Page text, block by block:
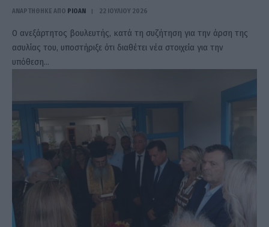
ΑΝΑΡΤΗΘΗΚΕ ΑΠΟ PIOAN 22 ΙΟΥΛΊΟΥ 2026
Ο ανεξάρτητος βουλευτής, κατά τη συζήτηση για την άρση της
ασυλίας του, υποστήριξε ότι διαθέτει νέα στοιχεία για την
υπόθεση…